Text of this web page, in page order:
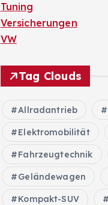
Tuning
Versicherungen
VW
Tag Clouds
Allradantrieb
Elektromobilität
Fahrzeugtechnik
Geländewagen
Kompakt-SUV